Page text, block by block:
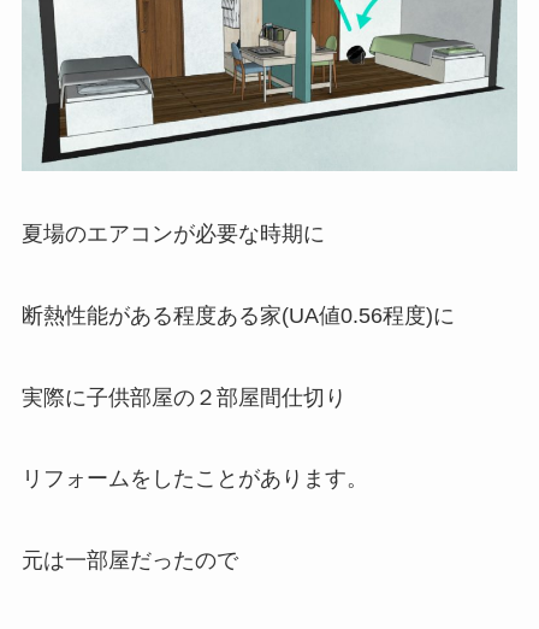
夏場のエアコンが必要な時期に
断熱性能がある程度ある家(UA値0.56程度)に
実際に子供部屋の２部屋間仕切り
リフォームをしたことがあります。
元は一部屋だったので